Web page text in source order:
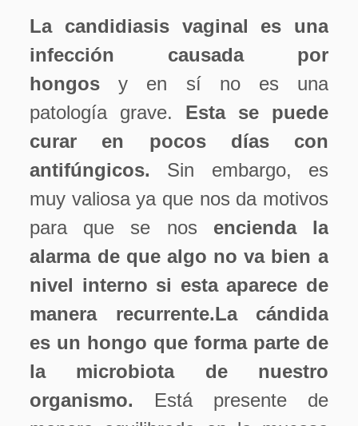
La candidiasis vaginal es una
infección causada por
hongosy en sí no es una
patología grave. Esta se puede
curar en pocos días con
antifúngicos. Sin embargo, es
muy valiosa ya que nos da motivos
para que se nos encienda la
alarma de que algo no va bien a
nivel interno si esta aparece de
manera recurrente.La cándida
es un hongo que forma parte de
la microbiota de nuestro
organismo. Está presente de